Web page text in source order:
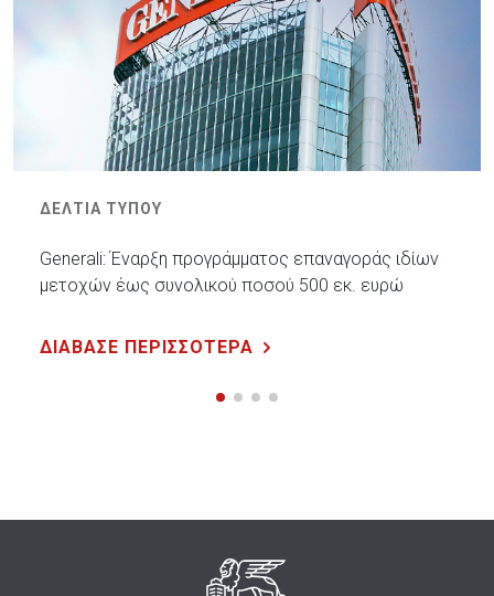
ΔΕΛΤΙΑ ΤΥΠΟΥ
Generali: Έναρξη προγράμματος επαναγοράς ιδίων
μετοχών έως συνολικού ποσού 500 εκ. ευρώ
ΔΙΑΒΑΣΕ ΠΕΡΙΣΣΟΤΕΡΑ